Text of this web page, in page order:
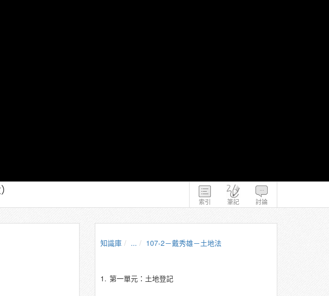
索引 筆記 討論
知識庫 ... 107-2－戴秀雄－土地法
1. 第一單元：土地登記